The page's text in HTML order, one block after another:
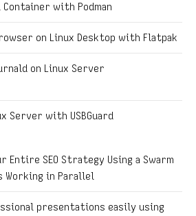
with Podman
on Linux Desktop with Flatpak
on Linux Server
Server with USBGuard
Entire SEO Strategy Using a Swarm
Working in Parallel
presentations easily using